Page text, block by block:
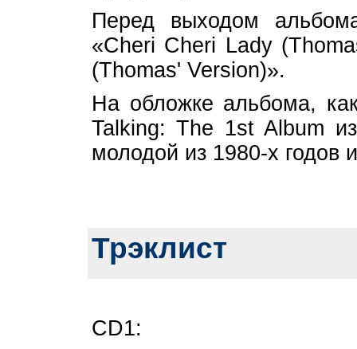
Перед выходом
«Cheri Cheri Lady
(Thomas' Version)».
На обложке альбома,
Talking: The 1st Album
молодой из 1980-х годов
Трэклист
CD1: